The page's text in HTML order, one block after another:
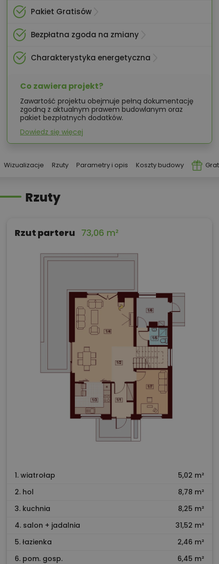
Pakiet Gratisów
Bezpłatna zgoda na zmiany
Charakterystyka energetyczna
Co zawiera projekt?
Zawartość projektu obejmuje pełną dokumentację
zgodną z aktualnym prawem budowlanym oraz
pakiet bezpłatnych dodatków.
Dowiedz się więcej
Wizualizacje Rzuty Parametry i opis Koszty budowy
Rzuty
Rzut parteru 73,06 m²
1. wiatrołap
5,02 m²
2. hol
8,78 m²
3. kuchnia
8,25 m²
4. salon + jadalnia
31,52 m²
5. łazienka
2,46 m²
6. pom. gosp.
6,45 m²